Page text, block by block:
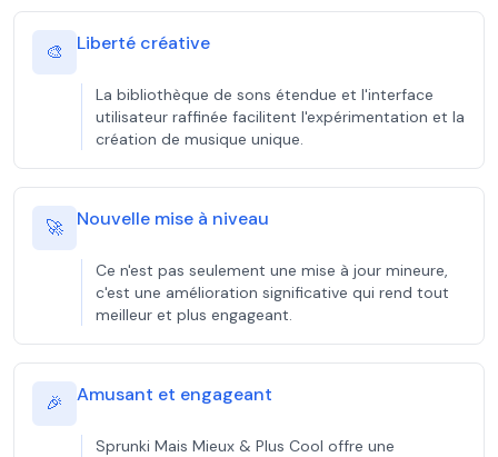
🎨 Liberté créative
La bibliothèque de sons étendue et l'interface
utilisateur raffinée facilitent l'expérimentation et la
création de musique unique.
🚀 Nouvelle mise à niveau
Ce n'est pas seulement une mise à jour mineure,
c'est une amélioration significative qui rend tout
meilleur et plus engageant.
🎉 Amusant et engageant
Sprunki Mais Mieux & Plus Cool offre une